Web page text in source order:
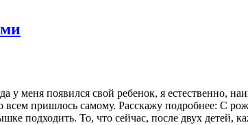
появился свой ребенок, я естественно,
пришлось самому. Расскажу подробнее: С
подходить. То, что сейчас, после двух детей,